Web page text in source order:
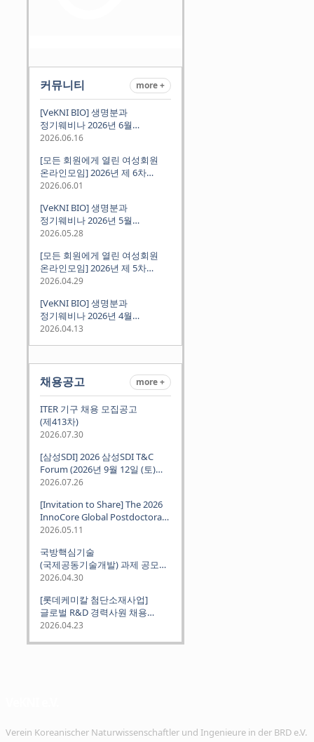
커뮤니티 more +
[VeKNI BIO] 생명분과
정기웨비나 2026년 6월
(2026.06.18 Thu 9:00PM)
2026.06.16
[모든 회원에게 열린 여성회원
온라인모임] 2026년 제 6차
정기모임 (6월 10일 수요일 저녁
2026.06.01
[VeKNI BIO] 생명분과
정기웨비나 2026년 5월
(2026.05.28 Thu 9:00PM)
2026.05.28
[모든 회원에게 열린 여성회원
온라인모임] 2026년 제 5차
정기모임 (5월 12일 화요일 저녁
2026.04.29
[VeKNI BIO] 생명분과
정기웨비나 2026년 4월
(2026.04.16 Thu 9:00PM)
2026.04.13
채용공고 more +
ITER 기구 채용 모집공고
(제413차)
2026.07.30
[삼성SDI] 2026 삼성SDI T&C
Forum (2026년 9월 12일 (토)
뮌헨 개최)
2026.07.26
[Invitation to Share] The 2026
InnoCore Global Postdoctoral
Job Fair: Meet Korea's 4 Major
Institutes
2026.05.11
국방핵심기술
(국제공동기술개발) 과제 공모
안내 (~2026.06.26)
2026.04.30
[롯데케미칼 첨단소재사업]
글로벌 R&D 경력사원 채용
(~2026. 5.5)
2026.04.23
Verein Koreanischer Naturwissenschaftler und Ingenieure in der BRD e.V.